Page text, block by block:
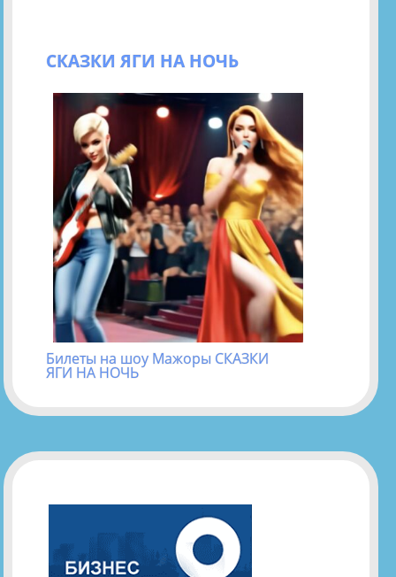
СКАЗКИ ЯГИ НА НОЧЬ
Билеты на шоу Мажоры СКАЗКИ
ЯГИ НА НОЧЬ